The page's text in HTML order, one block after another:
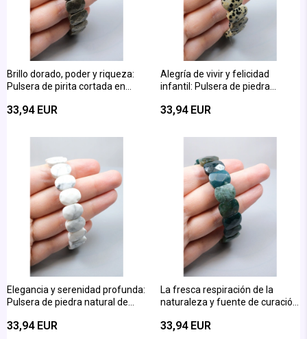
Brillo dorado, poder y riqueza:
Pulsera de pirita cortada en
33,94 EUR
Alegría de vivir y felicidad
infantil: Pulsera de piedra
corte ovalado
33,94 EUR
Elegancia y serenidad profunda:
Pulsera de piedra natural de
ovalada
33,94 EUR
La fresca respiración de la
naturaleza y fuente de curación:
Corte Ovalado de Faceta
33,94 EUR